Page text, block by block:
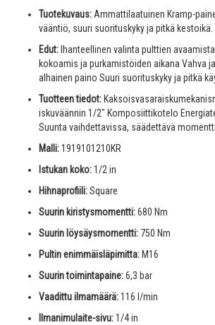
Tuotekuvaus:Ammattilaatuinen Kramp-
vääntiö, suuri suorituskyky ja pitkä kestoikä.
Edut: Ihanteellinen valinta pulttien
kokoamis ja purkamistöiden aikana Vahva
alhainen paino Suuri suorituskyky ja pitkä
Tuotteen tiedot:
iskuväännin 1/2" Komposiittikotelo
Suunta vaihdettavissa, säädettävä
Malli:1919101210KR
Istukan koko:1/2 in
Hihnaprofiili:Square
Suurin kiristysmomentti:680 Nm
Suurin löysäysmomentti: 750 Nm
Pultin enimmäisläpimitta: M16
Suurin toimintapaine:6,3 bar
Vaadittu ilmamäärä:116 l/min
Ilmanimulaite-sivu:1/4 in